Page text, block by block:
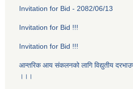
Invitation for Bid - 2082/06/13
Invitation for Bid !!!
Invitation for Bid !!!
आन्तरिक आय संकलनको लागि विद्युतीय
।।।